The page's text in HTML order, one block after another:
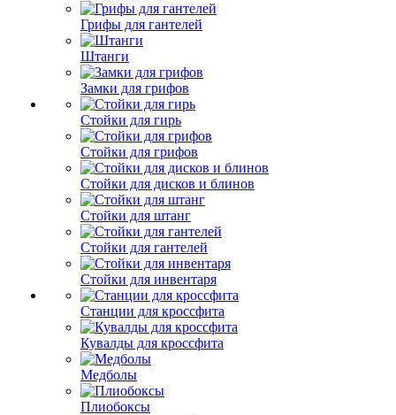
Грифы для гантелей
Штанги
Замки для грифов
Стойки для гирь
Стойки для грифов
Стойки для дисков и блинов
Стойки для штанг
Стойки для гантелей
Стойки для инвентаря
Станции для кроссфита
Кувалды для кроссфита
Медболы
Плиобоксы